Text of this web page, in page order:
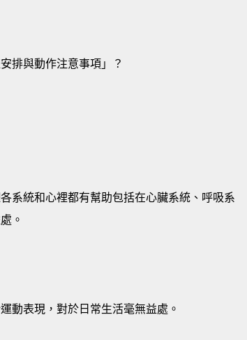
排與動作注意事項」？
系統和心裡都有幫助包括在心臟系統、呼吸系
。
動表現，對於日常生活毫無益處。